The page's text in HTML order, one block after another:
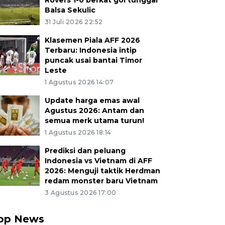
Balsa Sekulic
31 Juli 2026 22:52
Klasemen Piala AFF 2026
Terbaru: Indonesia intip
puncak usai bantai Timor
Leste
1 Agustus 2026 14:07
Update harga emas awal
Agustus 2026: Antam dan
semua merk utama turun!
1 Agustus 2026 18:14
Prediksi dan peluang
Indonesia vs Vietnam di AFF
2026: Menguji taktik Herdman
redam monster baru Vietnam
3 Agustus 2026 17:00
News